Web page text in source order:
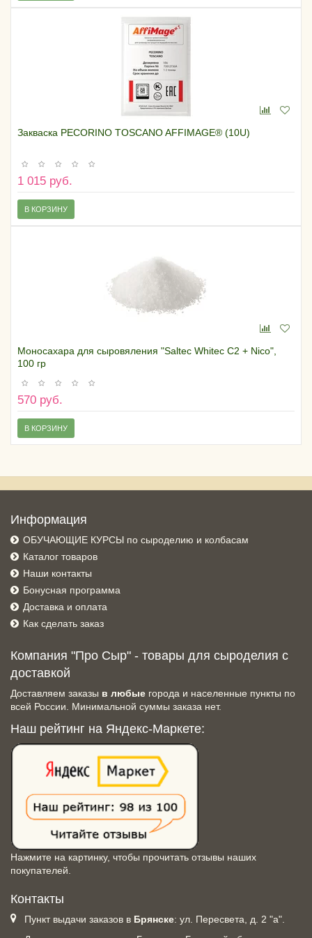
Закваска PECORINO TOSCANO AFFIMAGE® (10U)
1 015 руб.
В КОРЗИНУ
Моносахара для сыровяления "Saltec Whitec C2 + Nico",
100 гр
570 руб.
В КОРЗИНУ
Информация
ОБУЧАЮЩИЕ КУРСЫ по сыроделию и колбасам
Каталог товаров
Наши контакты
Бонусная программа
Доставка и оплата
Как сделать заказ
Компания "Про Сыр" - товары для сыроделия с
доставкой
Доставляем заказы в любые города и населенные пункты по
всей России. Минимальной суммы заказа нет.
Наш рейтинг на Яндекс-Маркете:
Нажмите на картинку, чтобы прочитать отзывы наших
покупателей.
Контакты
Пункт выдачи заказов в Брянске: ул. Пересвета, д. 2 "а".